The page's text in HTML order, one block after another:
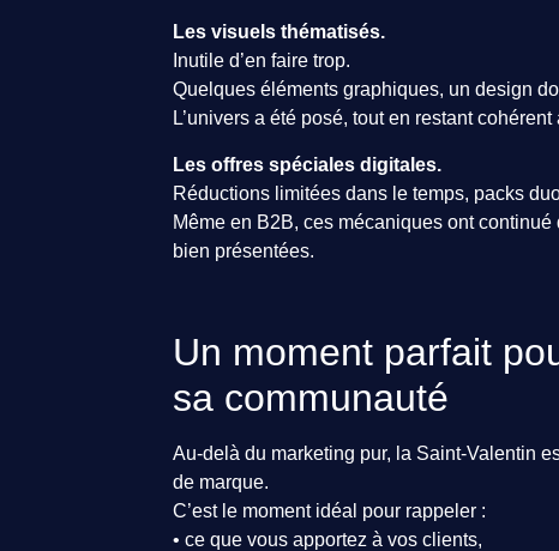
Les visuels thématisés.
Inutile d’en faire trop.
Quelques éléments graphiques, un design
L’univers a été posé, tout en restant
Les offres spéciales digitales.
Réductions limitées dans le temps, packs
Même en B2B, ces mécaniques ont
bien présentées.
Un moment parfait
sa communauté
Au-delà du marketing pur, la Saint-Valentin
de marque.
C’est le moment idéal pour rappeler :
• ce que vous apportez à vos clients,